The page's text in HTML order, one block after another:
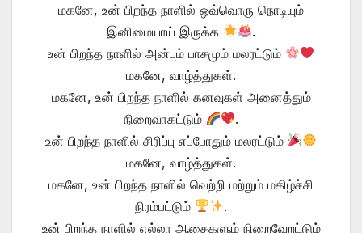
மகனே, உன் பிறந்த நாளில் ஒவ்வொரு நொடியும்
இனிமையாய் இருக்க
.
உன் பிறந்த நாளில் அன்பும் பாசமும் மலரட்டும்
மகனே, வாழ்த்துகள்.
மகனே, உன் பிறந்த நாளில் கனவுகள் அனைத்தும்
நிறைவாகட்டும்
.
உன் பிறந்த நாளில் சிரிப்பு எப்போதும் மலரட்டும்
மகனே, வாழ்த்துகள்.
மகனே, உன் பிறந்த நாளில் வெற்றி மற்றும் மகிழ்ச்சி
நிரம்பட்டும்
.
உன் பிறந்த நாளில் எல்லா ஆசைகளும் நிறைவேறட்டும்